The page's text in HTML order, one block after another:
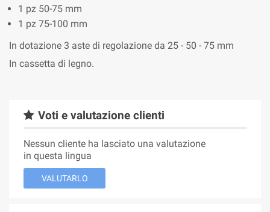
1 pz 50-75 mm
1 pz 75-100 mm
In dotazione 3 aste di regolazione da 25 - 50 - 75 mm
In cassetta di legno.
Voti e valutazione clienti
Nessun cliente ha lasciato una valutazione
in questa lingua
VALUTARLO